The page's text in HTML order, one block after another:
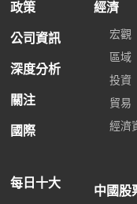
政策
公司資訊
深度分析
關注
國際
每日十大
經濟
宏觀
區域
投資
貿易
經濟
中國股